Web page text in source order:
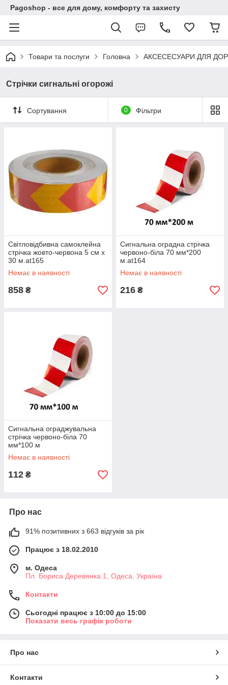
Pagoshop - все для дому, комфорту та захисту
Товари та послуги Головна АКСЕСЕСУАРИ ДЛЯ
Стрічки сигнальні огорожі
Сортування 0 Фільтри
Світловідбивна самоклейна
стрічка жовто-червона 5 см х
30 м.at165
Немає в наявності
858 ₴
Сигнальна оградна стрічка
червоно-біла 70 мм*200
м.at164
Немає в наявності
216 ₴
Сигнальна ограджувальна
стрічка червоно-біла 70
мм*100 м
Немає в наявності
112 ₴
Про нас
91% позитивних з 663 відгуків за рік
Працює з 18.02.2010
м. Одеса
Пл. Бориса Деревянка 1, Одеса, Україна
Контакти
Сьогодні працює з 10:00 до 15:00
Показати весь графік роботи
Про нас
Контакти